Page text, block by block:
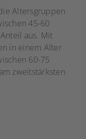
Altersgruppen
45-60
aus. Mit
in einem Alter
60-75
zweitstärksten